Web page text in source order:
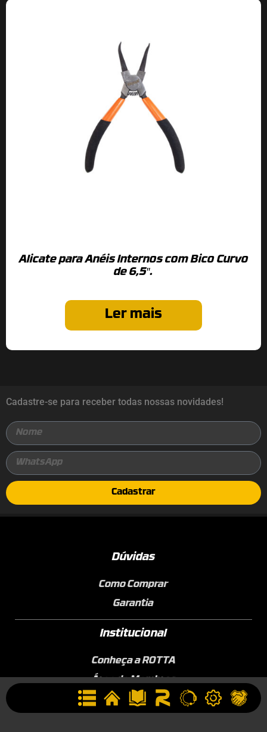
Alicate para Anéis Internos com Bico Curvo
de 6,5″.
Ler mais
Cadastre-se para receber todas nossas novidades!
Cadastrar
Dúvidas
Como Comprar
Garantia
Institucional
Conheça a ROTTA
Área de Membros
Sobre a Empresa